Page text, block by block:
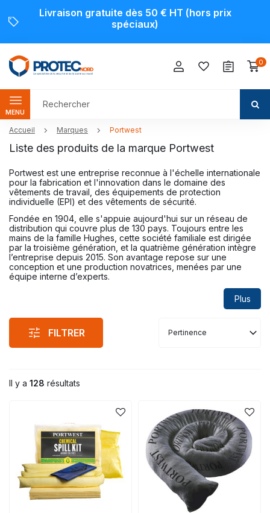
Livraison gratuite dès 50 € HT (hors prix
spéciaux)
0
MENU
Accueil Marques Portwest
Liste des produits de la marque Portwest
Portwest est une entreprise reconnue à l'échelle internationale
pour la fabrication et l'innovation dans le domaine des
vêtements de travail, des équipements de protection
individuelle (EPI) et des vêtements de sécurité.
Fondée en 1904, elle s'appuie aujourd'hui sur un réseau de
distribution qui couvre plus de 130 pays. Toujours entre les
mains de la famille Hughes, cette société familiale est dirigée
par la troisième génération, et la quatrième génération intègre
l’entreprise depuis 2015. Son avantage repose sur une
conception et une production novatrices, menées par une
équipe interne d’experts.
Plus
FILTRER Pertinence
Il y a 128 résultats